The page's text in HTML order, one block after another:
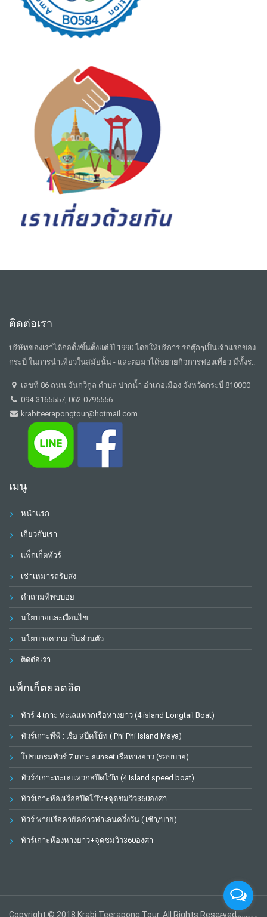
ติดต่อเรา
บริษัทของเราได้ก่อตั้งขึ้นตั้งแต่ ปี 1990 โดยให้บริการ รถตุ๊กๆเป็นเจ้าแรกของ
กระบี่ ในการนำเที่ยวในสมัยนั้น - และต่อมาได้ขยายกิจการท่องเที่ยว มีทั้งร..
เลขที่ 86 ถนน จันกวีกูล ตำบล ปากน้ำ อำเภอเมือง จังหวัดกระบี่ 810000
094-3165557, 062-0795556
krabiteerapongtour@hotmail.com
เมนู
หน้าแรก
เกี่ยวกับเรา
แพ็กเก็ตทัวร์
เช่าเหมารถรับส่ง
คำถามที่พบบ่อย
นโยบายและเงื่อนไข
นโยบายความเป็นส่วนตัว
ติดต่อเรา
แพ็กเก็ตยอดฮิต
ทัวร์ 4 เกาะ ทะเลแหวกเรือหางยาว (4 island Longtail Boat)
ทัวร์เกาะพีพี : เรือ สปีดโบ้ท ( Phi Phi Island Maya)
โปรแกรมทัวร์ 7 เกาะ sunset เรือหางยาว (รอบบ่าย)
ทัวร์4เกาะทะเลแหวกสปีดโบ๊ท (4 Island speed boat)
ทัวร์เกาะห้องเรือสปีดโบ๊ท+จุดชมวิว360องศา
ทัวร์ พายเรือคายัคอ่าวท่าเลนครึ่งวัน ( เช้า/บ่าย)
ทัวร์เกาะห้องหางยาว+จุดชมวิว360องศา
Copyright © 2018 Krabi Teerapong Tour. All Rights Reserved.